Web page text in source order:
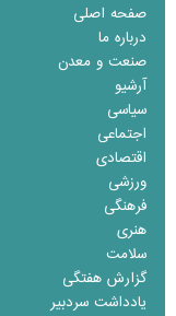
صفحه اصلی
درباره ما
صنعت و معدن
آرشیو
سیاسی
اجتماعی
اقتصادی
ورزشی
فرهنگی
هنری
سلامت
گزارش هفتگی
یادداشت سردبیر